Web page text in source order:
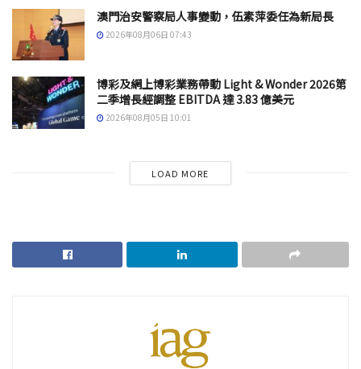
澳門治安警察局人事變動，伍素萍委任為新局長
2026年08月06日 07:43
博彩及網上博彩業務帶動 Light & Wonder 2026第
二季增長經調整 EBITDA 達 3.83 億美元
2026年08月05日 10:01
LOAD MORE